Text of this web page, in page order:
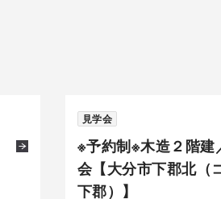
※予約制※木造２階建
会【大分市下郡北（
下郡）】
見学会